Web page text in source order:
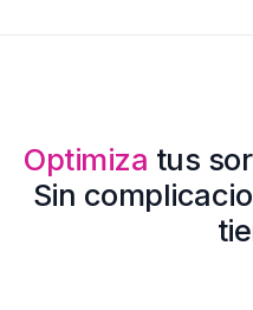
Optimiza tus
Sin